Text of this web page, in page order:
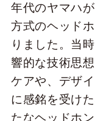
年代のヤマハ
方式のヘッド
りました。当
響的な技術思
ケアや、デザ
に感銘を受け
たなヘッドホ